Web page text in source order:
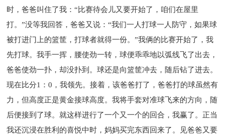
时，爸爸叫住了我：“比赛待会儿又要开始了，咱们在屋里
打。”没等我回答，爸爸又说：“我们一人打球一人防守，如果球
被打进门上的篮筐，打球者就得一份。”我俩的比赛开始了，我
先打球。我手一挥，腰使劲一转，球便乖乖地以弧线飞了出去，
爸爸使劲一扑，却没扑到。球还是向篮筐冲去，随后钻了进去。
现在比分1：0，我领先。接着，该爸爸打了，爸爸打的球虽然有
力，但高度正是黄金接球高度。我将手套对准球飞来的方向，随
后便接到了球。就这样进行了一个又一个的回合，我赢了。正当
我还沉浸在胜利的喜悦中时，妈妈买完东西回来了。见爸爸又要